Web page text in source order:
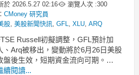
於 2026.5.27 02:16 瀏覽人次 :300
CMoney 研究員
股, 美股新聞快訊, GFL, XLU, ARQ
Russell初擬調整，GFL預計加
、Arq被移出，變動將於6月26日美股
盤後生效，短期資金流向可期。
container {
續閱讀...